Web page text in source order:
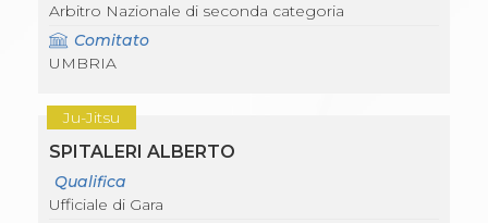
Arbitro Nazionale di seconda categoria
Comitato
UMBRIA
Ju-Jitsu
SPITALERI ALBERTO
Qualifica
Ufficiale di Gara